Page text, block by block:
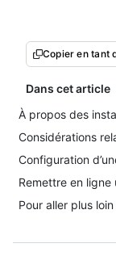
Copier en tant
Dans cet article
À propos des
Considérations
Configuration
Remettre en
Pour aller plus loin